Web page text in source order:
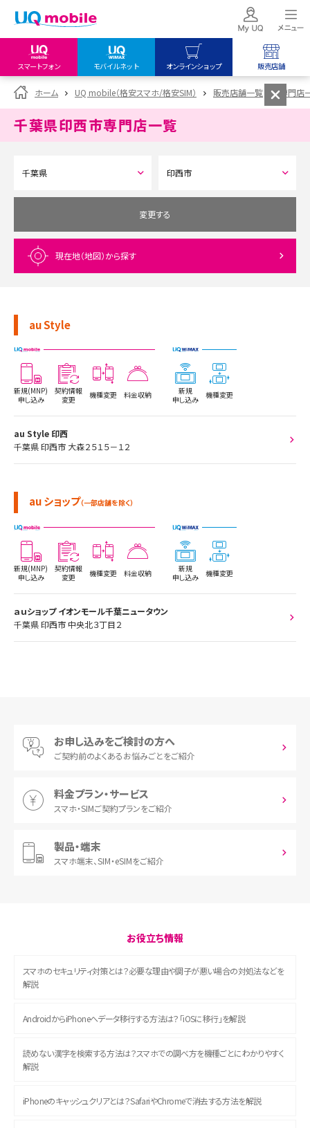
スマートフォン モバイルネット オンラインショップ 販売店舗
my UQ WiMAX
UQ WiMAX ご契約の方
My UQ mobile
データチャージサイト
UQ mobile
オンラインショップ
UQ WiMAX
UQ mobile
販売店舗
UQ WiMAX
ホーム UQ mobile（格安スマホ/格安SIM） 販売店舗一覧 専門店
千葉県印西市専門店一覧
変更する
現在地（地図）から探す
au Style
新規(MNP)
申し込み
契約情報
変更
機種変更 料金収納
新規
申し込み
機種変更
au Style 印西
千葉県 印西市 大森２５１５－１２
au ショップ（一部店舗を除く）
新規(MNP)
申し込み
契約情報
変更
機種変更 料金収納
新規
申し込み
機種変更
ａｕショップ イオンモール千葉ニュータウン
千葉県 印西市 中央北３丁目２
お申し込みをご検討の方へ
ご契約前のよくあるお悩みごとをご紹介
料金プラン・サービス
スマホ・SIMご契約プランをご紹介
製品・端末
スマホ端末、SIM・eSIMをご紹介
お役立ち情報
スマホのセキュリティ対策とは？必要な理由や調子が悪い場合の対処法などを
解説
AndroidからiPhoneへデータ移行する方法は？「iOSに移行」を解説
読めない漢字を検索する方法は？スマホでの調べ方を機種ごとにわかりやすく
解説
iPhoneのキャッシュクリアとは？SafariやChromeで消去する方法を解説